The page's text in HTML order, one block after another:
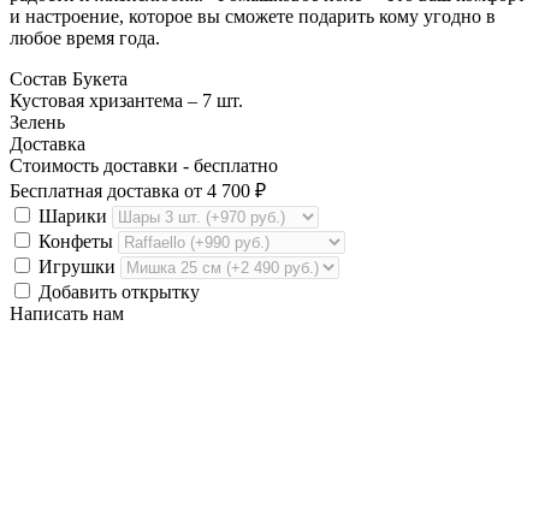
и настроение, которое вы сможете подарить кому угодно в
любое время года.
Состав Букета
Кустовая хризантема – 7 шт.
Зелень
Доставка
Стоимость доставки - бесплатно
Бесплатная доставка от 4 700 ₽
Шарики
Конфеты
Игрушки
Добавить открытку
Написать нам